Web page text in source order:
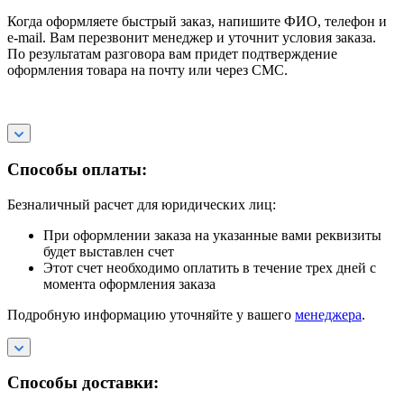
Когда оформляете быстрый заказ, напишите ФИО, телефон и
e-mail. Вам перезвонит менеджер и уточнит условия заказа.
По результатам разговора вам придет подтверждение
оформления товара на почту или через СМС.
Способы оплаты:
Безналичный расчет для юридических лиц:
При оформлении заказа на указанные вами реквизиты
будет выставлен счет
Этот счет необходимо оплатить в течение трех дней с
момента оформления заказа
Подробную информацию уточняйте у вашего менеджера.
Способы доставки: